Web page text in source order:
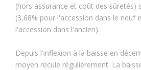
(hors assurance et coût des sûretés)
(3,68% pour l'accession dans le neuf
l'accession dans l'ancien).
Depuis l'inflexion à la baisse en
moyen recule régulièrement. La